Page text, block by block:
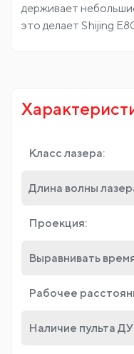
держивает
это делает Shijing
Класс лазера:
Длина волны
Проекция:
Выравнивать
Рабочее
Наличие пульта